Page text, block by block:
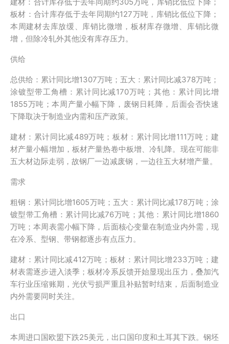
板材：合计库存低于去年同期约127万吨，库销比低位下降；
本周建材去库放缓、库销比微增，板材库存微增、库销比微
增，但除冷轧外其他没有库存压力。
供给
总供给：累计同比增1307万吨；五大：累计同比减378万吨；
涂镀型带工角槽：累计同比减170万吨；其他：累计同比增
1855万吨；本周产量小幅下降，废钢日耗降，后面会否快速
下降取决于制造业内需和压产政策。
建材：累计同比减489万吨；板材：累计同比增111万吨；建
材产量小幅增加，板材产量热卷中板增、冷轧降。现在可能非
五大材边际走弱，故钢厂一边减废钢，一边往五大材增产量。
需求
粗钢：累计同比增1605万吨；五大：累计同比减178万吨；涂
镀型带工角槽：累计同比减76万吨；其他：累计同比增1860
万吨；本周表需小幅下降，后面核心变量在制造业内外需，现
在冷系、型钢、带钢都逐步有点压力。
建材：累计同比减412万吨；板材：累计同比增233万吨；建
材表需逐步进入淡季；板材冷系反馈开始显现出压力，叠加汽
车行业压缩账期，光伏亏损严重且补贴暂时结束，后面制造业
内外需要同时关注。
出口
本周进口国欧盟下跌25美元，出口国印度和土耳其下跌。钢坯